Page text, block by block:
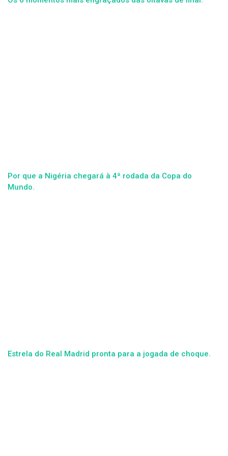
Por que a Nigéria chegará à 4ª rodada da Copa do
Mundo.
Estrela do Real Madrid pronta para a jogada de choque.